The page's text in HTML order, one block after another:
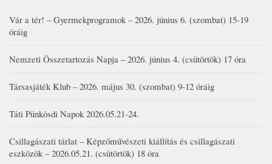
Vár a tér! – Gyermekprogramok – 2026. június 6. (szombat) 15-19
óráig
Nemzeti Összetartozás Napja – 2026. június 4. (csütörtök) 17 óra
Társasjáték Klub – 2026. május 30. (szombat) 9-12 óráig
Táti Pünkösdi Napok 2026.05.21-24.
Csillagászati tárlat – Képzőművészeti kiállítás és csillagászati
eszközök – 2026.05.21. (csütörtök) 18 óra